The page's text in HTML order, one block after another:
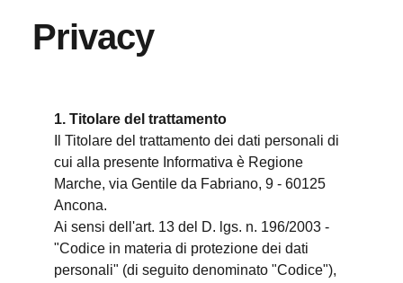
Privacy
1. Titolare del trattamento
Il Titolare del trattamento dei dati personali di
cui alla presente Informativa è Regione
Marche, via Gentile da Fabriano, 9 - 60125
Ancona.
Ai sensi dell'art. 13 del D. lgs. n. 196/2003 -
"Codice in materia di protezione dei dati
personali" (di seguito denominato "Codice"),